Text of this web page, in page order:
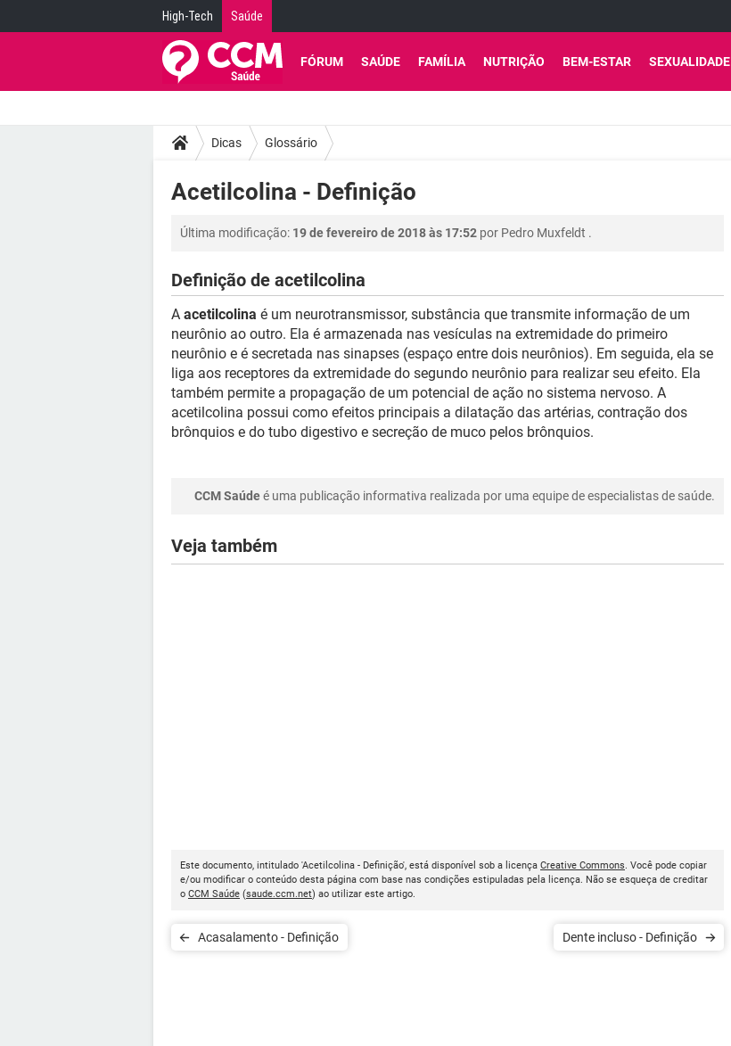
High-Tech Saúde
FÓRUM SAÚDE FAMÍLIA NUTRIÇÃO BEM-ESTAR SEXUALIDADE
Dicas Glossário
Acetilcolina - Definição
Última modificação: 19 de fevereiro de 2018 às 17:52 por Pedro Muxfeldt .
Definição de acetilcolina
A acetilcolina é um neurotransmissor, substância que transmite informação de um
neurônio ao outro. Ela é armazenada nas vesículas na extremidade do primeiro
neurônio e é secretada nas sinapses (espaço entre dois neurônios). Em seguida, ela se
liga aos receptores da extremidade do segundo neurônio para realizar seu efeito. Ela
também permite a propagação de um potencial de ação no sistema nervoso. A
acetilcolina possui como efeitos principais a dilatação das artérias, contração dos
brônquios e do tubo digestivo e secreção de muco pelos brônquios.
CCM Saúdeé uma publicação informativa realizada por uma equipe de especialistas de saúde.
Veja também
Este documento, intitulado 'Acetilcolina - Definição', está disponível sob a licença Creative Commons. Você pode copiar
e/ou modificar o conteúdo desta página com base nas condições estipuladas pela licença. Não se esqueça de creditar
o CCM Saúde (saude.ccm.net) ao utilizar este artigo.
Acasalamento - Definição Dente incluso - Definição